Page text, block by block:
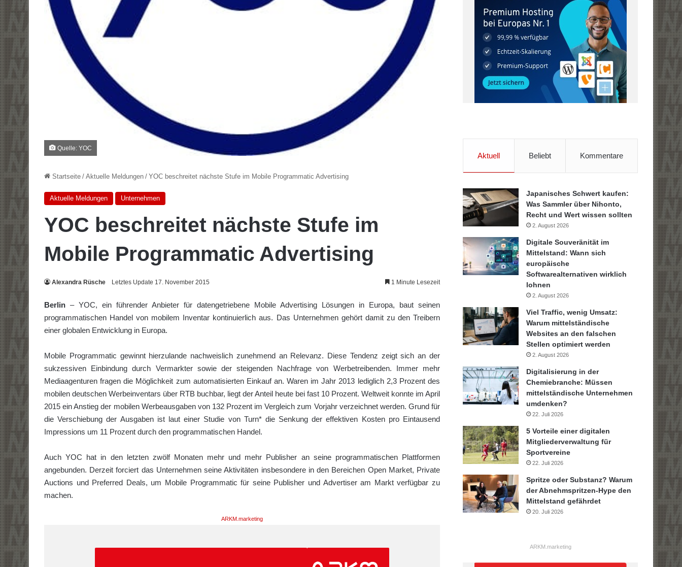
Quelle: YOC
Startseite / Aktuelle Meldungen / YOC beschreitet nächste Stufe im Mobile Programmatic Advertising
Aktuelle Meldungen Unternehmen
YOC beschreitet nächste Stufe im
Mobile Programmatic Advertising
Alexandra Rüsche Letztes Update 17. November 2015 1 Minute Lesezeit
Berlin – YOC, ein führender Anbieter für datengetriebene Mobile Advertising Lösungen in Europa, baut seinen
programmatischen Handel von mobilem Inventar kontinuierlich aus. Das Unternehmen gehört damit zu den Treibern
einer globalen Entwicklung in Europa.
Mobile Programmatic gewinnt hierzulande nachweislich zunehmend an Relevanz. Diese Tendenz zeigt sich an der
sukzessiven Einbindung durch Vermarkter sowie der steigenden Nachfrage von Werbetreibenden. Immer mehr
Mediaagenturen fragen die Möglichkeit zum automatisierten Einkauf an. Waren im Jahr 2013 lediglich 2,3 Prozent des
mobilen deutschen Werbeinventars über RTB buchbar, liegt der Anteil heute bei fast 10 Prozent. Weltweit konnte im April
2015 ein Anstieg der mobilen Werbeausgaben von 132 Prozent im Vergleich zum Vorjahr verzeichnet werden. Grund für
die Verschiebung der Ausgaben ist laut einer Studie von Turn* die Senkung der effektiven Kosten pro Eintausend
Impressions um 11 Prozent durch den programmatischen Handel.
Auch YOC hat in den letzten zwölf Monaten mehr und mehr Publisher an seine programmatischen Plattformen
angebunden. Derzeit forciert das Unternehmen seine Aktivitäten insbesondere in den Bereichen Open Market, Private
Auctions und Preferred Deals, um Mobile Programmatic für seine Publisher und Advertiser am Markt verfügbar zu
machen.
ARKM.marketing
Aktuell Beliebt Kommentare
Japanisches Schwert kaufen:
Was Sammler über Nihonto,
Recht und Wert wissen sollten
2. August 2026
Digitale Souveränität im
Mittelstand: Wann sich
europäische
Softwarealternativen wirklich
lohnen
2. August 2026
Viel Traffic, wenig Umsatz:
Warum mittelständische
Websites an den falschen
Stellen optimiert werden
2. August 2026
Digitalisierung in der
Chemiebranche: Müssen
mittelständische Unternehmen
umdenken?
22. Juli 2026
5 Vorteile einer digitalen
Mitgliederverwaltung für
Sportvereine
22. Juli 2026
Spritze oder Substanz? Warum
der Abnehmspritzen-Hype den
Mittelstand gefährdet
20. Juli 2026
ARKM.marketing